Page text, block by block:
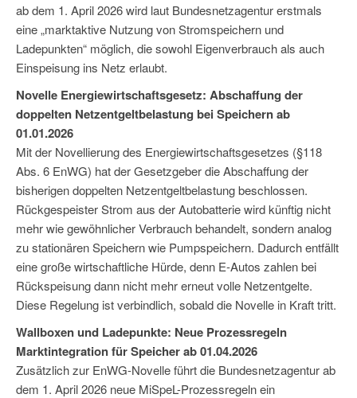
ab dem 1. April 2026 wird laut Bundesnetzagentur erstmals
eine „marktaktive Nutzung von Stromspeichern und
Ladepunkten“ möglich, die sowohl Eigenverbrauch als auch
Einspeisung ins Netz erlaubt.
Novelle Energiewirtschaftsgesetz: Abschaffung der
doppelten Netzentgeltbelastung bei Speichern ab
01.01.2026
Mit der Novellierung des Energiewirtschaftsgesetzes (§118
Abs. 6 EnWG) hat der Gesetzgeber die Abschaffung der
bisherigen doppelten Netzentgeltbelastung beschlossen.
Rückgespeister Strom aus der Autobatterie wird künftig nicht
mehr wie gewöhnlicher Verbrauch behandelt, sondern analog
zu stationären Speichern wie Pumpspeichern. Dadurch entfällt
eine große wirtschaftliche Hürde, denn E-Autos zahlen bei
Rückspeisung dann nicht mehr erneut volle Netzentgelte.
Diese Regelung ist verbindlich, sobald die Novelle in Kraft tritt.
Wallboxen und Ladepunkte: Neue Prozessregeln
Marktintegration für Speicher ab 01.04.2026
Zusätzlich zur EnWG-Novelle führt die Bundesnetzagentur ab
dem 1. April 2026 neue MiSpeL-Prozessregeln ein